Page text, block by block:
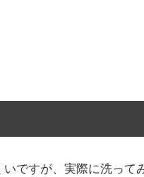
ですが、実際に洗っ